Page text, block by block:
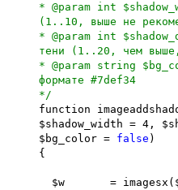
* @param int
(1..10, выше не
* @param int
тени (1..20, чем
* @param string
формате #7def34
*/
function
$shadow_width = 4,
$bg_color = false )
{
$w =